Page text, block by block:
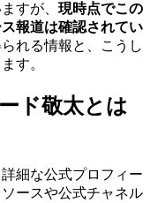
すが、 現時点でこの
報道は確認されてい
れる情報と、こうし
す。
ド敬太とは
細な公式プロフィー
ースや公式チャネル